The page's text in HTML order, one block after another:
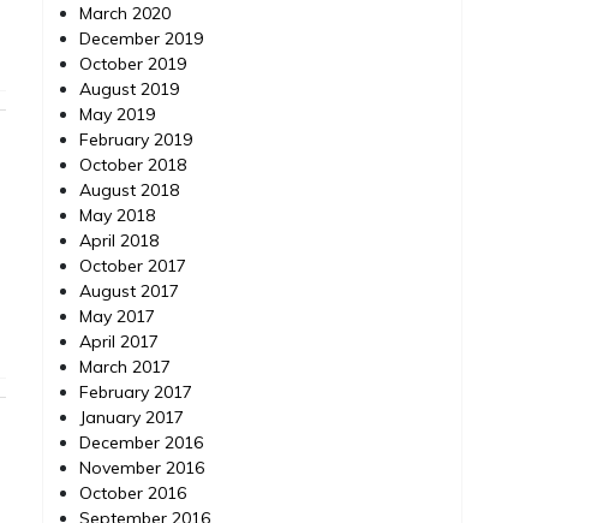
March 2020
December 2019
October 2019
August 2019
May 2019
February 2019
October 2018
August 2018
May 2018
April 2018
October 2017
August 2017
May 2017
April 2017
March 2017
February 2017
January 2017
December 2016
November 2016
October 2016
September 2016